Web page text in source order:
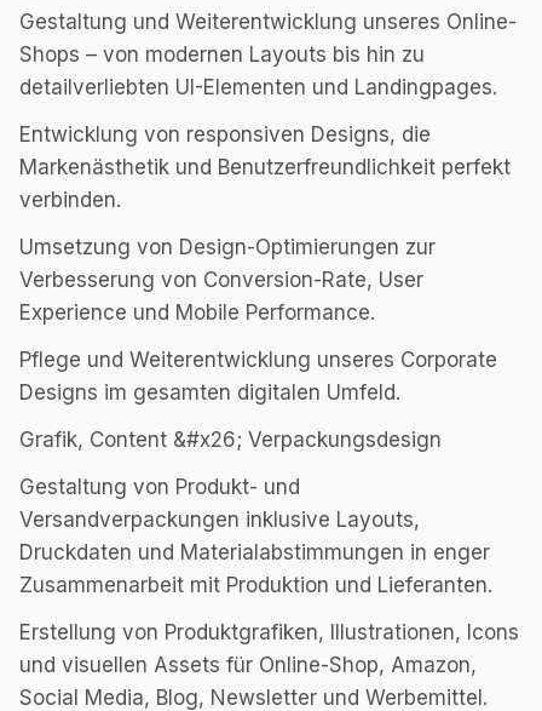
Gestaltung und Weiterentwicklung unseres Online-
Shops – von modernen Layouts bis hin zu
detailverliebten UI-Elementen und Landingpages.
Entwicklung von responsiven Designs, die
Markenästhetik und Benutzerfreundlichkeit perfekt
verbinden.
Umsetzung von Design-Optimierungen zur
Verbesserung von Conversion-Rate, User
Experience und Mobile Performance.
Pflege und Weiterentwicklung unseres Corporate
Designs im gesamten digitalen Umfeld.
Grafik, Content &#x26; Verpackungsdesign
Gestaltung von Produkt- und
Versandverpackungen inklusive Layouts,
Druckdaten und Materialabstimmungen in enger
Zusammenarbeit mit Produktion und Lieferanten.
Erstellung von Produktgrafiken, Illustrationen, Icons
und visuellen Assets für Online-Shop, Amazon,
Social Media, Blog, Newsletter und Werbemittel.